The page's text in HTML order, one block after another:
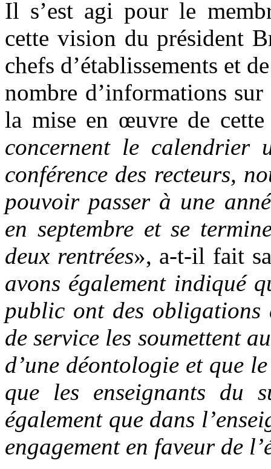
Il s’est agi pour le
cette vision du président
chefs d’établissements et
nombre d’informations
la mise en œuvre de
concernent le calendrier
conférence des recteurs,
pouvoir passer à une
en septembre et se
deux rentrées», a-t-il fait
avons également indiqué
public ont des obligations
de service les soumettent
d’une déontologie et que
que les enseignants du
également que dans
engagement en faveur de